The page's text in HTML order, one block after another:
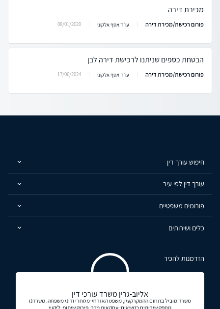
מכירת דירה
פורום רכישת/מכירת דירה עו"ד אסף אלקוני 08/01/2020
הבטחת כספים שניתנו לרכישת דירה לבן
פורום רכישת/מכירת דירה עו"ד אסף אלקוני 17/06/2024
חיפוש עורך דין
עורך דין לפי עיר
פורומים משפטיים
כלים ושירותים
הזדמנות להכיר
אליוב-גרין משרד עורכי דין
משרד מוביל בתחום ההמקרקעין, משפט האזרחי-מסחרי ודיני משפחה. משרדנו
מספק שירותים בנושאים: עסקאות מכר, פירוק שיתוף, ליקויי